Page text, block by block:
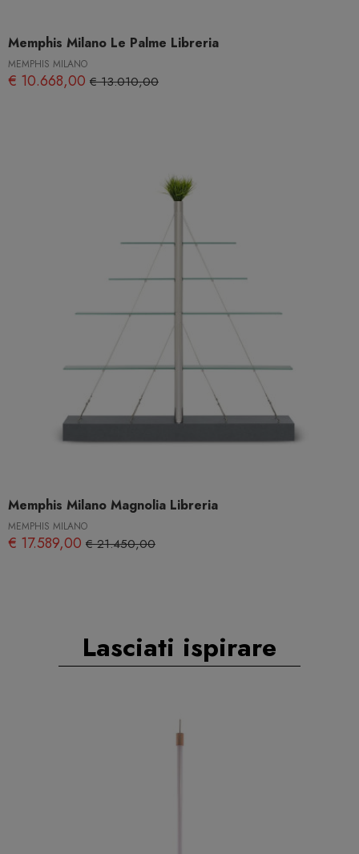
Memphis Milano Le Palme Libreria
MEMPHIS MILANO
€ 10.668,00 € 13.010,00
Memphis Milano Magnolia Libreria
MEMPHIS MILANO
€ 17.589,00 € 21.450,00
Lasciati ispirare